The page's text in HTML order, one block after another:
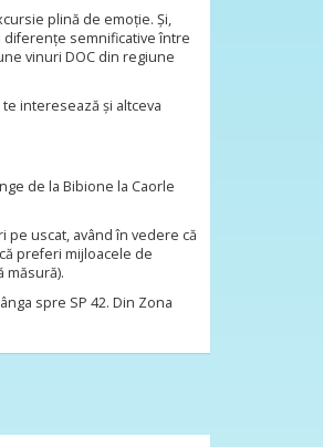
plină de emoție. Și,
semnificative între
vinuri DOC din regiune
interesează și altceva
de la Bibione la Caorle
pe uscat, având în vedere că
preferi mijloacele de
măsură).
spre SP 42. Din Zona